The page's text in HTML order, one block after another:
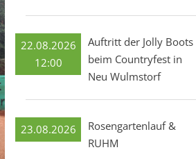
22.08.2026
12:00
Auftritt der Jolly Boots
beim Countryfest in
Neu Wulmstorf
23.08.2026
Rosengartenlauf &
RUHM